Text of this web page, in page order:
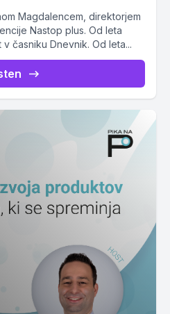
Magdalencem, direktorjem
Nastop plus. Od leta
časniku Dnevnik. Od leta...